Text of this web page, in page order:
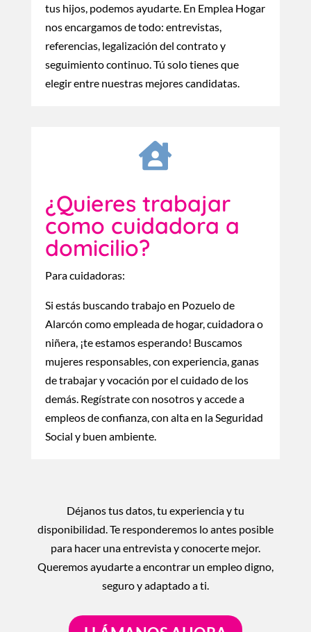
tus hijos, podemos ayudarte. En Emplea Hogar
nos encargamos de todo: entrevistas,
referencias, legalización del contrato y
seguimiento continuo. Tú solo tienes que
elegir entre nuestras mejores candidatas.

¿Quieres trabajar
como cuidadora a
domicilio?
Para cuidadoras:
Si estás buscando trabajo en Pozuelo de
Alarcón como empleada de hogar, cuidadora o
niñera, ¡te estamos esperando! Buscamos
mujeres responsables, con experiencia, ganas
de trabajar y vocación por el cuidado de los
demás. Regístrate con nosotros y accede a
empleos de confianza, con alta en la Seguridad
Social y buen ambiente.
Déjanos tus datos, tu experiencia y tu
disponibilidad. Te responderemos lo antes posible
para hacer una entrevista y conocerte mejor.
Queremos ayudarte a encontrar un empleo digno,
seguro y adaptado a ti.